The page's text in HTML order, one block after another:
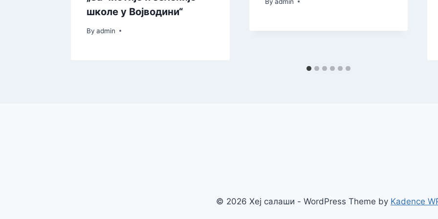
школе у Војводини“
By admin
© 2026 Хеј салаши - WordPress Theme by Kadence